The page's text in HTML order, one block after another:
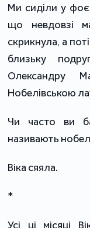
Ми сиділи у
що невдовзі
скрикнула, а
близьку
Олександру
Нобелівською
Чи часто ви
називають
Віка сяяла.
*
Усі ці місяці